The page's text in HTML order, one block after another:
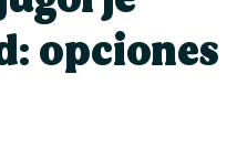
opciones